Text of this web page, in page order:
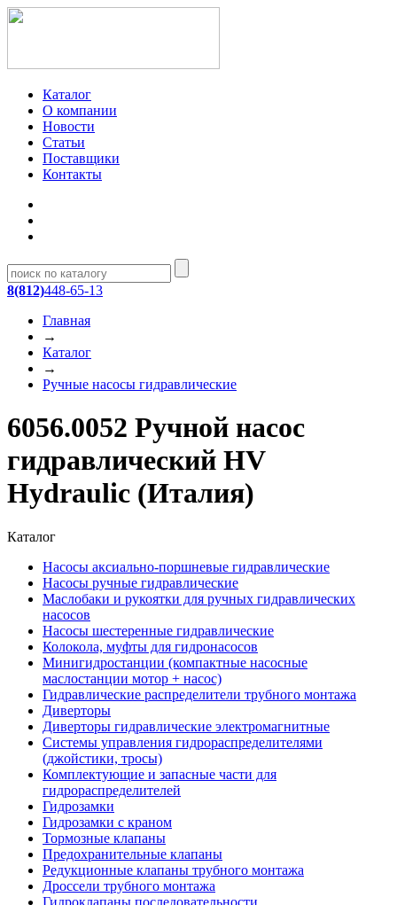
Каталог
О компании
Новости
Статьи
Поставщики
Контакты
8(812)448-65-13
Главная
→
Каталог
→
Ручные насосы гидравлические
6056.0052 Ручной насос
гидравлический HV
Hydraulic (Италия)
Каталог
Насосы аксиально-поршневые гидравлические
Насосы ручные гидравлические
Маслобаки и рукоятки для ручных гидравлических
насосов
Насосы шестеренные гидравлические
Колокола, муфты для гидронасосов
Минигидростанции (компактные насосные
маслостанции мотор + насос)
Гидравлические распределители трубного монтажа
Диверторы
Диверторы гидравлические электромагнитные
Системы управления гидрораспределителями
(джойстики, тросы)
Комплектующие и запасные части для
гидрораспределителей
Гидрозамки
Гидрозамки с краном
Тормозные клапаны
Предохранительные клапаны
Редукционные клапаны трубного монтажа
Дроссели трубного монтажа
Гидроклапаны последовательности